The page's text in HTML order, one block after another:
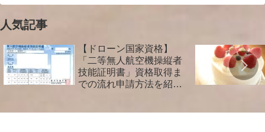
人気記事
【ドローン国家資格】
「二等無人航空機操縦者
技能証明書」資格取得ま
での流れ申請方法を紹介